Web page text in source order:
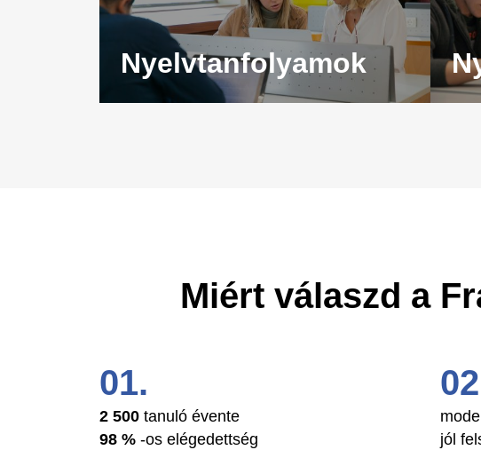
Nyelvtanfolyamok
Miért válaszd a
2 500 tanuló évente
98 % -os elégedettség
jól